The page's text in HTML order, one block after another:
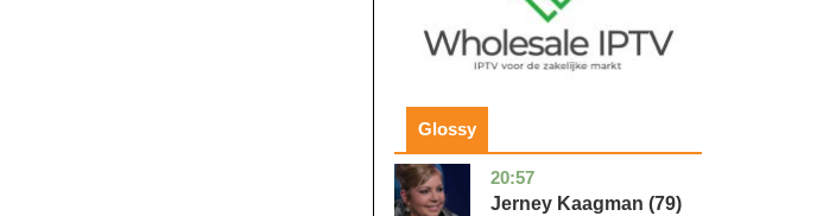
Glossy
20:57
noord-
holland
glossy
Jerney Kaagman (79)